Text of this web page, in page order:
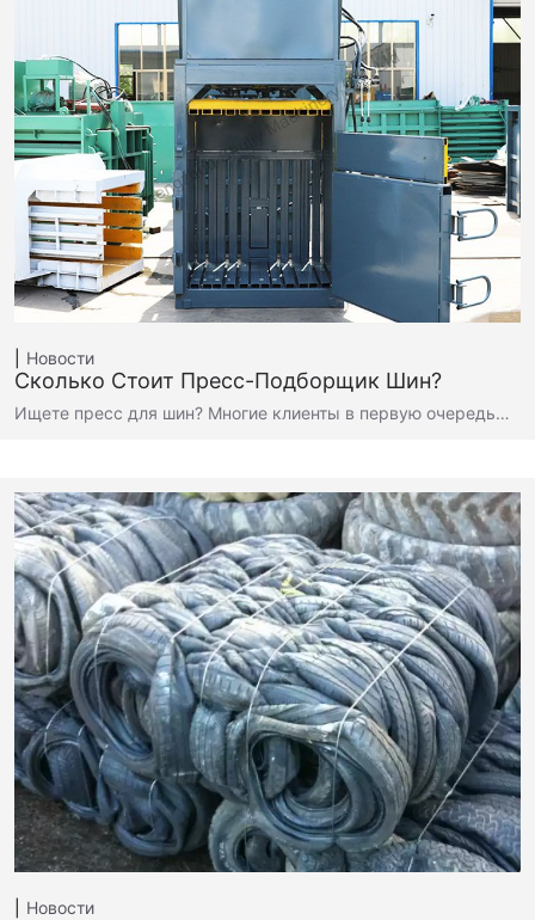
Новости
Сколько Стоит Пресс-Подборщик Шин?
Ищете пресс для шин? Многие клиенты в первую очередь…
Новости